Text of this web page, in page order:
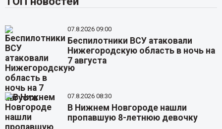
07.8.2026 09:00
Беспилотники ВСУ атаковали
Нижегородскую область в ночь на
7 августа
07.8.2026 08:30
В Нижнем Новгороде нашли
пропавшую 8-летнюю девочку